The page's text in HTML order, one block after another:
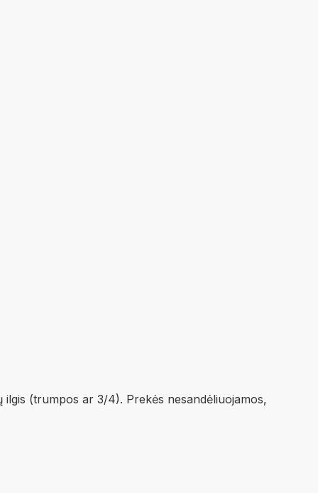
(trumpos ar 3/4). Prekės nesandėliuojamos,